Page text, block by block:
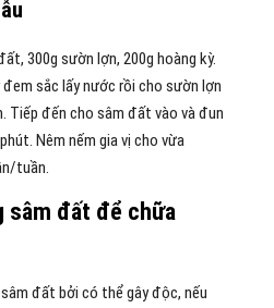
300g sườn lợn, 200g hoàng kỳ.
sắc lấy nước rồi cho sườn lợn
Tiếp đến cho sâm đất vào và đun
Nêm nếm gia vị cho vừa
tuần.
sâm đất để chữa
đất bởi có thể gây độc, nếu